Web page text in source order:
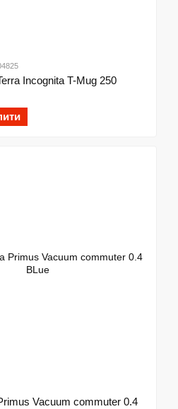
Incognita T-Mug 250
Vacuum commuter 0.4